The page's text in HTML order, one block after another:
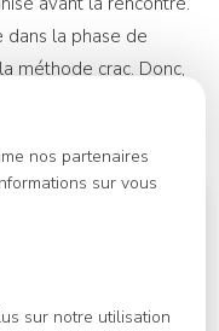
dans la phase de
méthode crac. Donc,
nos partenaires
sur vous
sur notre utilisation